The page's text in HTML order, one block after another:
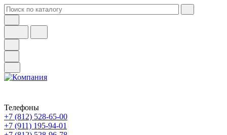
Телефоны
+7 (812) 528-65-00
+7 (911) 195-94-01